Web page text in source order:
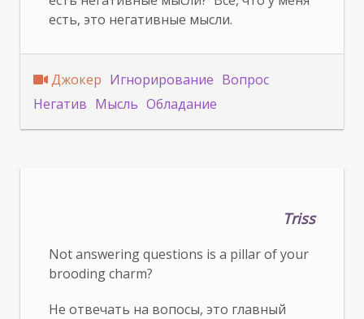
есть, это негативные мысли.
Джокер Игнорирование Вопрос
Негатив Мысль Обладание
Triss
Not answering questions is a pillar of your
brooding charm?
Не отвечать на вопосы, это главный